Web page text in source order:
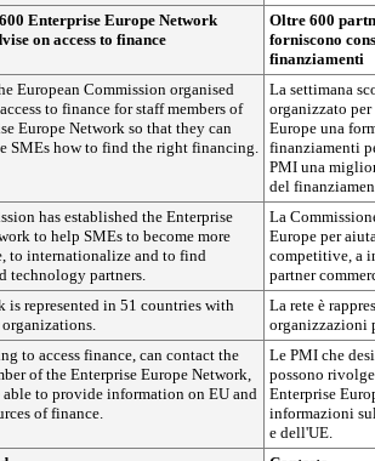
Enterprise Europe Network
on access to finance
Oltre 600
forniscono
finanziamenti
European Commission organised
to finance for staff members of
Europe Network so that they can
SMEs how to find the right financing.
La settimana
organizzato
Europe una
finanziamenti
PMI una
del
has established the Enterprise
to help SMEs to become more
to internationalize and to find
technology partners.
La
Europe per
competitive, a
partner
is represented in 51 countries with
La rete è
organizzazioni
to access finance, can contact the
of the Enterprise Europe Network,
to provide information on EU and
of finance.
Le PMI che
possono
Enterprise
informazioni
e dell'UE.